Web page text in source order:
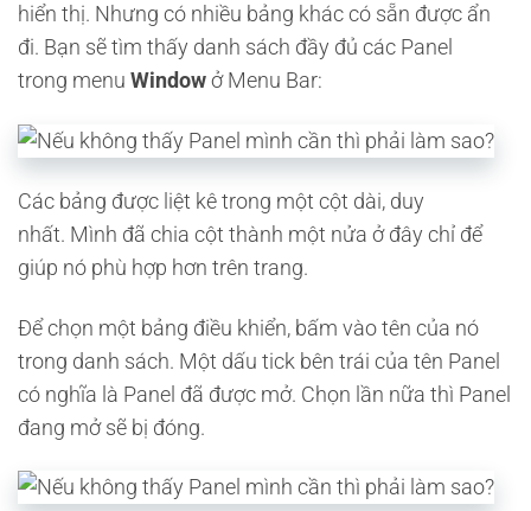
hiển thị. Nhưng có nhiều bảng khác có sẵn được ẩn
đi. Bạn sẽ tìm thấy danh sách đầy đủ các Panel
trong menu Window ở Menu Bar:
Các bảng được liệt kê trong một cột dài, duy
nhất. Mình đã chia cột thành một nửa ở đây chỉ để
giúp nó phù hợp hơn trên trang.
Để chọn một bảng điều khiển, bấm vào tên của nó
trong danh sách. Một dấu tick bên trái của tên Panel
có nghĩa là Panel đã được mở. Chọn lần nữa thì Panel
đang mở sẽ bị đóng.